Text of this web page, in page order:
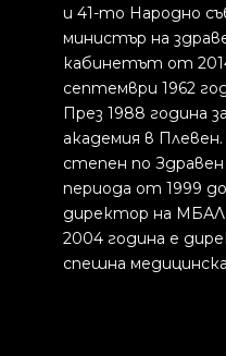
и 41-то Народно
министър на
кабинетът от
септември 1962
През 1988 година
академия в
степен по
периода от 1999
директор на
2004 година е
спешна